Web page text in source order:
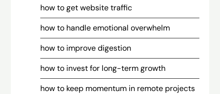
how to get website traffic
how to handle emotional overwhelm
how to improve digestion
how to invest for long-term growth
how to keep momentum in remote projects